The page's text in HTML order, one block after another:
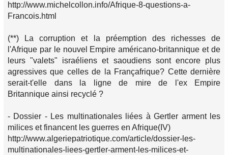
http://www.michelcollon.info/Afrique-8-questions-a-
Francois.html
(**) La corruption et la préemption des richesses de
l'Afrique par le nouvel Empire américano-britannique et de
leurs "valets" israéliens et saoudiens sont encore plus
agressives que celles de la Françafrique? Cette dernière
serait-t'elle dans la ligne de mire de l'ex Empire
Britannique ainsi recyclé ?
- Dossier - Les multinationales liées à Gertler arment les
milices et financent les guerres en Afrique(IV)
http://www.algeriepatriotique.com/article/dossier-les-
multinationales-liees-gertler-arment-les-milices-et-